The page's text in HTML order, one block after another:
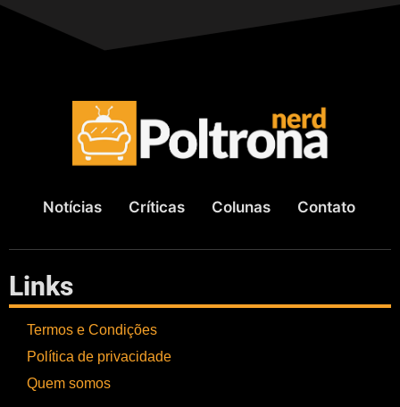
Notícias Críticas Colunas Contato
Links
Termos e Condições
Política de privacidade
Quem somos